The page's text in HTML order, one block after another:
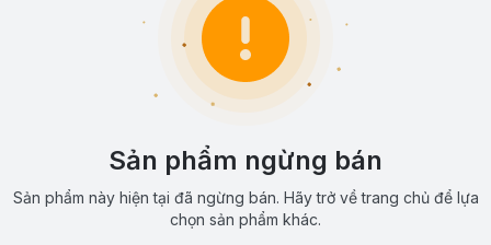
Sản phẩm ngừng bán
Sản phẩm này hiện tại đã ngừng bán. Hãy trở về trang chủ để lựa
chọn sản phẩm khác.